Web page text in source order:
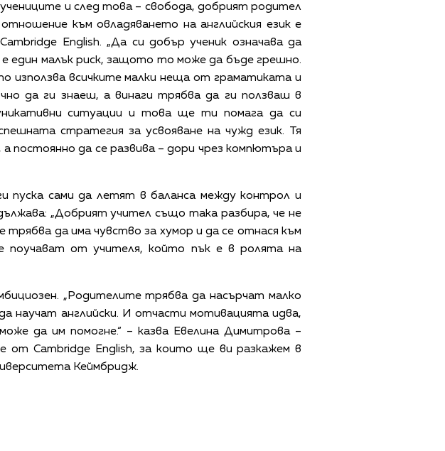
и след това – свобода, добрият родител
към овладяването на английския език е
English. „Да си добър ученик означава да
е един малък риск, защото то може да бъде грешно.
използва всичките малки неща от граматиката и
да ги знаеш, а винаги трябва да ги ползваш в
ситуации и това ще ти помага да си
стратегия за усвояване на чужд език. Тя
постоянно да се развива – дори чрез компютъра и
пуска сами да летят в баланса между контрол и
„Добрият учител също така разбира, че не
трябва да има чувство за хумор и да се отнася към
поучават от учителя, който пък е в ролята на
„Родителите трябва да насърчат малко
научат английски. И отчасти мотивацията идва,
да им помогне.“ – казва Евелина Димитрова –
от Cambridge English, за които ще ви разкажем в
Кеймбридж.